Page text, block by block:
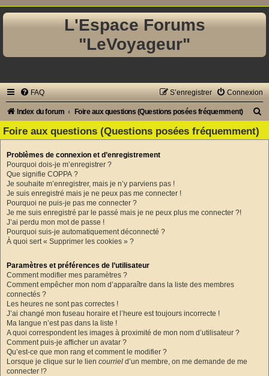
L'Espace Forums
"LeVoyageur"
FAQ Connexion
S’enregistrer
Index du forum Foire aux questions (Questions posées fréquemment)
c
Foire aux questions (Questions posées fréquemment)
Problèmes de connexion et d’enregistrement
Pourquoi dois-je m’enregistrer ?
Que signifie COPPA ?
Je souhaite m’enregistrer, mais je n’y parviens pas !
Je suis enregistré mais je ne peux pas me connecter !
Pourquoi ne puis-je pas me connecter ?
Je me suis enregistré par le passé mais je ne peux plus me connecter ?!
J’ai perdu mon mot de passe !
Pourquoi suis-je automatiquement déconnecté ?
À quoi sert « Supprimer les cookies » ?
Paramètres et préférences de l’utilisateur
Comment modifier mes paramètres ?
Comment empêcher mon nom d’apparaître dans la liste des membres
connectés ?
Les heures ne sont pas correctes !
J’ai changé mon fuseau horaire et l’heure est toujours incorrecte !
Ma langue n’est pas dans la liste !
A quoi correspondent les images à proximité de mon nom d’utilisateur ?
Comment puis-je afficher un avatar ?
Qu’est-ce que mon rang et comment le modifier ?
Lorsque je clique sur le lien courriel d’un membre, on me demande de me
connecter !?